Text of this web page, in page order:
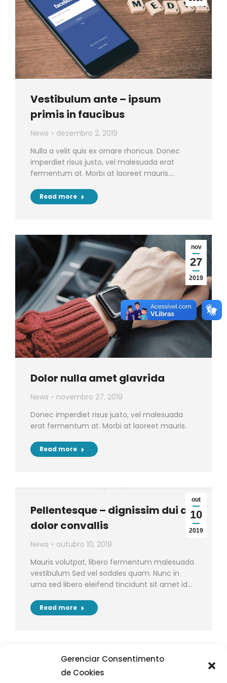
Gerenciar Consentimento
de Cookies
Vestibulum ante – ipsum
primis in faucibus
News
dezembro 2, 2019
Nulla a velit quis ex ornare rhoncus. Donec
imperdiet risus justo, vel malesuada erat
fermentum at. Morbi at laoreet mauris.…
Read more
nov
27
2019
Dolor nulla amet glavrida
News
novembro 27, 2019
Donec imperdiet risus justo, vel malesuada
erat fermentum at. Morbi at laoreet mauris.
Read more
out
10
2019
Pellentesque – dignissim dui ac
dolor convallis
News
outubro 10, 2019
Mauris volutpat, libero fermentum malesuada
vestibulum Sed vel sodales quam. Nunc in
urna sed libero eleifend tincidunt sit amet id…
Read more
In porta tempor velit